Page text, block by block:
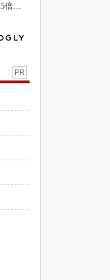
倍の
PR